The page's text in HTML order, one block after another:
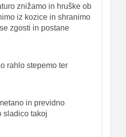
znižamo in hruške ob
iz kozice in shranimo
zgosti in postane
rahlo stepemo ter
in previdno
sladico takoj